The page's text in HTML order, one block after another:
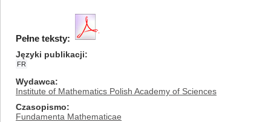
Pełne teksty:
Języki publikacji
FR
Wydawca
Institute of Mathematics Polish Academy of Sciences
Czasopismo
Fundamenta Mathematicae